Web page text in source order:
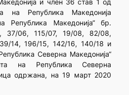
и член 36 став 1 од
на Република Македонија
Република Македонија“ бр.
37/06, 115/07, 19/08, 82/08,
14, 196/15, 142/16, 140/18 и
Северна Македонија“
на Република Северна
одржана, на 19 март 2020